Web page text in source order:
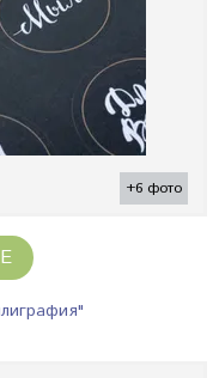
+6 фото